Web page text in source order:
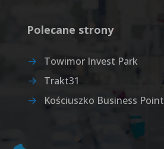
Polecane strony
Towimor Invest Park
Trakt31
Kościuszko Business Point